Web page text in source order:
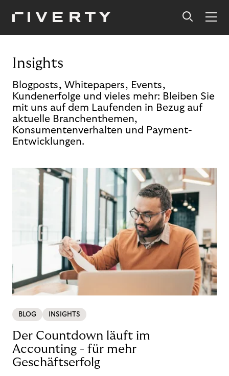
Insights
Blogposts, Whitepapers, Events,
Kundenerfolge und vieles mehr: Bleiben Sie
mit uns auf dem Laufenden in Bezug auf
aktuelle Branchenthemen,
Konsumentenverhalten und Payment-
Entwicklungen.
BLOG INSIGHTS
Der Countdown läuft im
Accounting - für mehr
Geschäftserfolg